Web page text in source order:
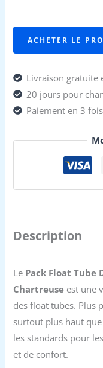
ACHETER LE
Livraison gratuite
20 jours pour
Paiement en 3 fois
Description
Le Pack Float Tube
Chartreuse est une
des float tubes. Plus
surtout plus haut
les standards pour
et de confort.